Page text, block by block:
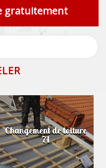
gratuitement
Changement de toiture
71